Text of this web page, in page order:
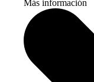
Más información